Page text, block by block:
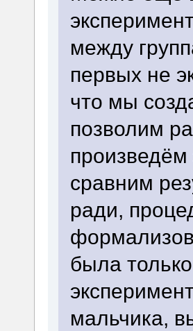
между
первых не
что мы
позволим
произведём
сравним
ради,
была
мальчика,